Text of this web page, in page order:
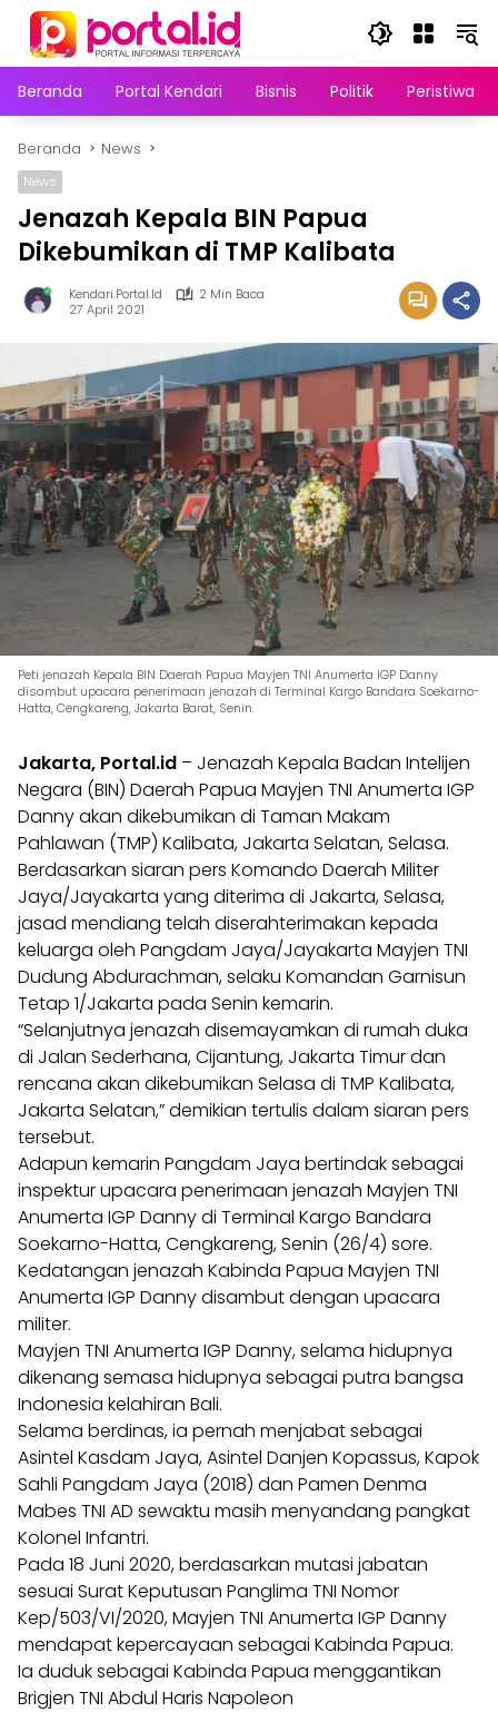
Langsung
konten
Beranda
Portal Kendari Bisnis Politik Peristiwa
Beranda News
News
Jenazah Kepala BIN Papua
Dikebumikan di TMP Kalibata
Kendari.portal.id
2 Min Baca
27 April 2021
Peti jenazah Kepala BIN Daerah Papua Mayjen TNI Anumerta IGP Danny
disambut upacara penerimaan jenazah di Terminal Kargo Bandara Soekarno-
Hatta, Cengkareng, Jakarta Barat, Senin.
Jakarta, Portal.id – Jenazah Kepala Badan Intelijen
Negara (BIN) Daerah Papua Mayjen TNI Anumerta IGP
Danny akan dikebumikan di Taman Makam
Pahlawan (TMP) Kalibata, Jakarta Selatan, Selasa.
Berdasarkan siaran pers Komando Daerah Militer
Jaya/Jayakarta yang diterima di Jakarta, Selasa,
jasad mendiang telah diserahterimakan kepada
keluarga oleh Pangdam Jaya/Jayakarta Mayjen TNI
Dudung Abdurachman, selaku Komandan Garnisun
Tetap 1/Jakarta pada Senin kemarin.
“Selanjutnya jenazah disemayamkan di rumah duka
di Jalan Sederhana, Cijantung, Jakarta Timur dan
rencana akan dikebumikan Selasa di TMP Kalibata,
Jakarta Selatan,” demikian tertulis dalam siaran pers
tersebut.
Adapun kemarin Pangdam Jaya bertindak sebagai
inspektur upacara penerimaan jenazah Mayjen TNI
Anumerta IGP Danny di Terminal Kargo Bandara
Soekarno-Hatta, Cengkareng, Senin (26/4) sore.
Kedatangan jenazah Kabinda Papua Mayjen TNI
Anumerta IGP Danny disambut dengan upacara
militer.
Mayjen TNI Anumerta IGP Danny, selama hidupnya
dikenang semasa hidupnya sebagai putra bangsa
Indonesia kelahiran Bali.
Selama berdinas, ia pernah menjabat sebagai
Asintel Kasdam Jaya, Asintel Danjen Kopassus, Kapok
Sahli Pangdam Jaya (2018) dan Pamen Denma
Mabes TNI AD sewaktu masih menyandang pangkat
Kolonel Infantri.
Pada 18 Juni 2020, berdasarkan mutasi jabatan
sesuai Surat Keputusan Panglima TNI Nomor
Kep/503/VI/2020, Mayjen TNI Anumerta IGP Danny
mendapat kepercayaan sebagai Kabinda Papua.
Ia duduk sebagai Kabinda Papua menggantikan
Brigjen TNI Abdul Haris Napoleon